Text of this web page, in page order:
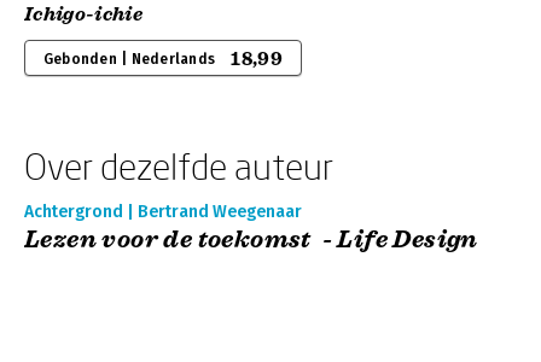
Ichigo-ichie
Gebonden | Nederlands 18,99
Over dezelfde auteur
Achtergrond | Bertrand Weegenaar
Lezen voor de toekomst - Life Design